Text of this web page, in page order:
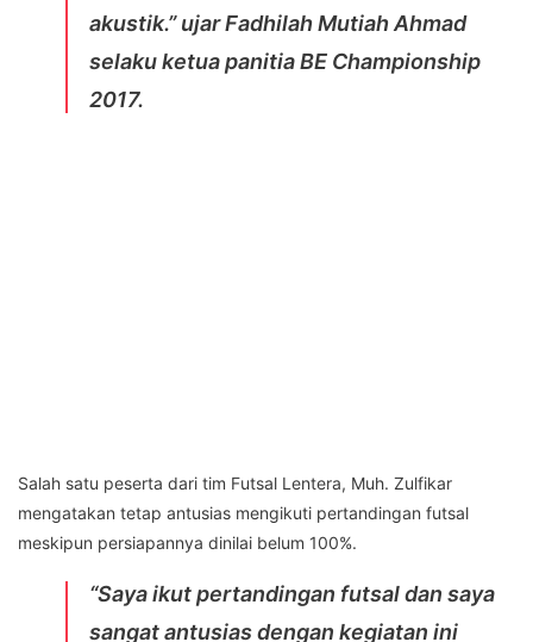
akustik.” ujar Fadhilah Mutiah Ahmad
selaku ketua panitia BE Championship
2017.
Salah satu peserta dari tim Futsal Lentera, Muh. Zulfikar
mengatakan tetap antusias mengikuti pertandingan futsal
meskipun persiapannya dinilai belum 100%.
“Saya ikut pertandingan futsal dan saya
sangat antusias dengan kegiatan ini